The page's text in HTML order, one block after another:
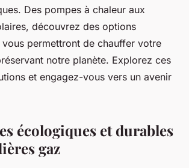
Des pompes à chaleur aux
découvrez des options
vous permettront de chauffer votre
notre planète. Explorez ces
et engagez-vous vers un avenir
écologiques et durables
gaz